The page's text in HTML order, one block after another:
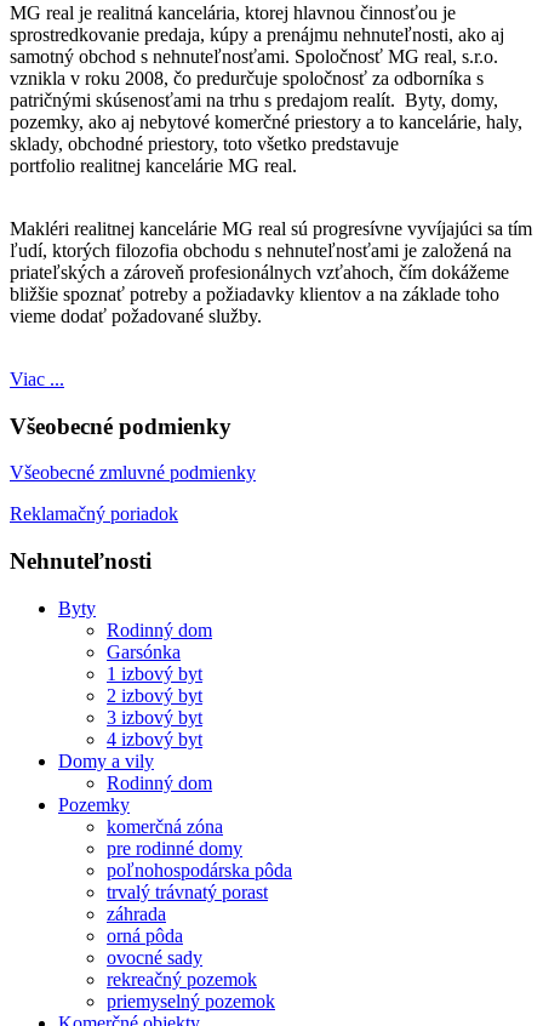
MG real je realitná kancelária, ktorej hlavnou činnosťou je
sprostredkovanie predaja, kúpy a prenájmu nehnuteľnosti, ako aj
samotný obchod s nehnuteľnosťami. Spoločnosť MG real, s.r.o.
vznikla v roku 2008, čo predurčuje spoločnosť za odborníka s
patričnými skúsenosťami na trhu s predajom realít. Byty, domy,
pozemky, ako aj nebytové komerčné priestory a to kancelárie, haly,
sklady, obchodné priestory, toto všetko predstavuje
portfolio realitnej kancelárie MG real.
Makléri realitnej kancelárie MG real sú progresívne vyvíjajúci sa tím
ľudí, ktorých filozofia obchodu s nehnuteľnosťami je založená na
priateľských a zároveň profesionálnych vzťahoch, čím dokážeme
bližšie spoznať potreby a požiadavky klientov a na základe toho
vieme dodať požadované služby.
Viac ...
Všeobecné podmienky
Všeobecné zmluvné podmienky
Reklamačný poriadok
Nehnuteľnosti
Byty
Rodinný dom
Garsónka
1 izbový byt
2 izbový byt
3 izbový byt
4 izbový byt
Domy a vily
Rodinný dom
Pozemky
komerčná zóna
pre rodinné domy
poľnohospodárska pôda
trvalý trávnatý porast
záhrada
orná pôda
ovocné sady
rekreačný pozemok
priemyselný pozemok